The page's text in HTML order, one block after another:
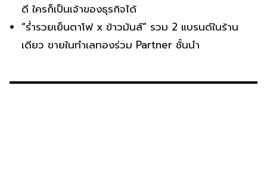
ดี ใครก็เป็นเจ้าของธุรกิจได้
“ร่ำรวยเย็นตาโฟ x ข้าวมันส์” รวม 2 แบรนด์ในร้าน
เดียว ขายในทำเลทองร่วม Partner ชั้นนำ